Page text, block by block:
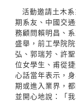
活動邀請土木
期系友、中國交
務顧問賴明昌、
盛舉，前工學院
弘、郭瑞芳、許
位女學生、甫從
心話當年表示，
期或進入業界，
並開心地說：「